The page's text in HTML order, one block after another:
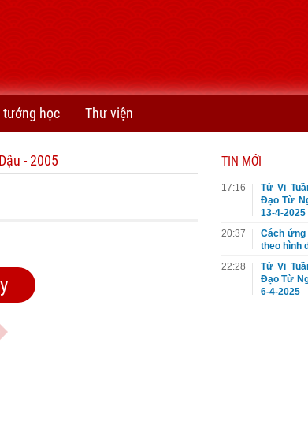
tướng học Thư viện
- 2005 TIN MỚI
17:16
Tử Vi
Đạo Từ
13-4-2025
20:37
Cách
theo hình
22:28
Tử Vi
Đạo Từ
6-4-2025